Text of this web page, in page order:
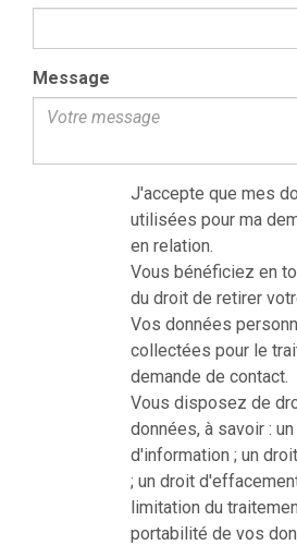
Message
J'accepte que mes
utilisées pour ma
en relation.
Vous bénéficiez en
du droit de retirer
Vos données
collectées pour le
demande de contact.
Vous disposez de
données, à savoir :
d'information ; un
; un droit
limitation du
portabilité de vos